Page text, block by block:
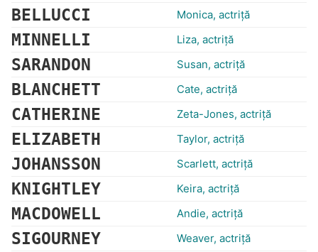
BELLUCCI Monica, actriță
MINNELLI Liza, actriță
SARANDON Susan, actriță
BLANCHETT Cate, actriță
CATHERINE Zeta-Jones, actriță
ELIZABETH Taylor, actriță
JOHANSSON Scarlett, actriță
KNIGHTLEY Keira, actriță
MACDOWELL Andie, actriță
SIGOURNEY Weaver, actriță